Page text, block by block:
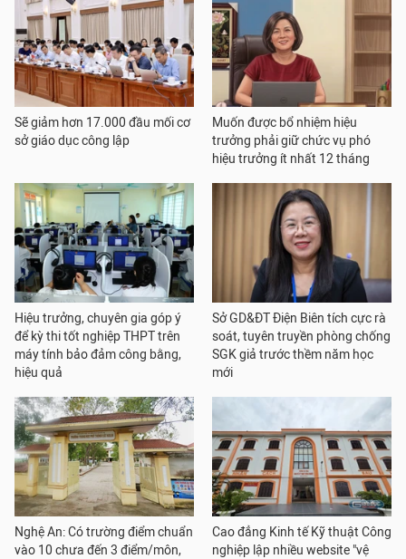
Sẽ giảm hơn 17.000 đầu mối cơ
sở giáo dục công lập
Muốn được bổ nhiệm hiệu
trưởng phải giữ chức vụ phó
hiệu trưởng ít nhất 12 tháng
Hiệu trưởng, chuyên gia góp ý
để kỳ thi tốt nghiệp THPT trên
máy tính bảo đảm công bằng,
hiệu quả
Sở GD&ĐT Điện Biên tích cực rà
soát, tuyên truyền phòng chống
SGK giả trước thềm năm học
mới
Nghệ An: Có trường điểm chuẩn
vào 10 chưa đến 3 điểm/môn,
Cao đẳng Kinh tế Kỹ thuật Công
nghiệp lập nhiều website "vệ